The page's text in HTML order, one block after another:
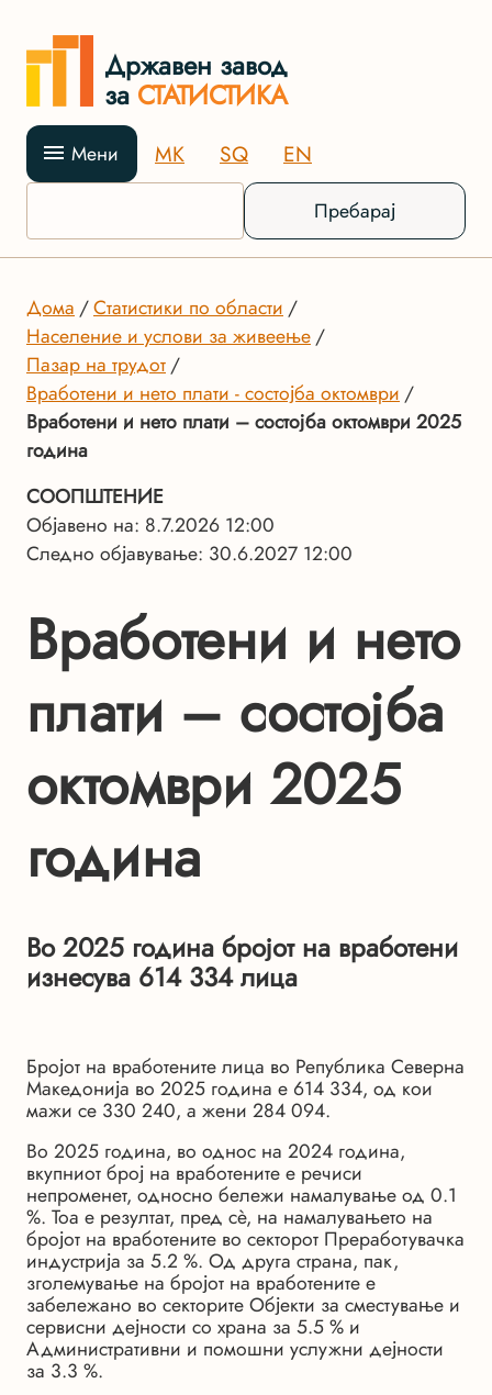
Државен завод
за СТАТИСТИКА
Мени MK SQ EN
Пребарај
Дома
Статистики по области
Население и услови за живеење
Пазар на трудот
Вработени и нето плати - состојба октомври
Вработени и нето плати – состојба октомври 2025
година
СООПШТЕНИЕ
Објавено на: 8.7.2026 12:00
Следно објавување: 30.6.2027 12:00
Вработени и нето
плати – состојба
октомври 2025
година
Во 2025 година бројот на вработени
изнесува 614 334 лица
Бројот на вработените лица во Република Северна
Македонија во 2025 година е 614 334, од кои
мажи се 330 240, а жени 284 094.
Во 2025 година, во однос на 2024 година,
вкупниот број на вработените е речиси
непроменет, односно бележи намалување од 0.1
%. Тоа е резултат, пред сѐ, на намалувањето на
бројот на вработените во секторот Преработувачка
индустрија за 5.2 %. Од друга страна, пак,
зголемување на бројот на вработените е
забележано во секторите Објекти за сместување и
сервисни дејности со храна за 5.5 % и
Административни и помошни услужни дејности
за 3.3 %.